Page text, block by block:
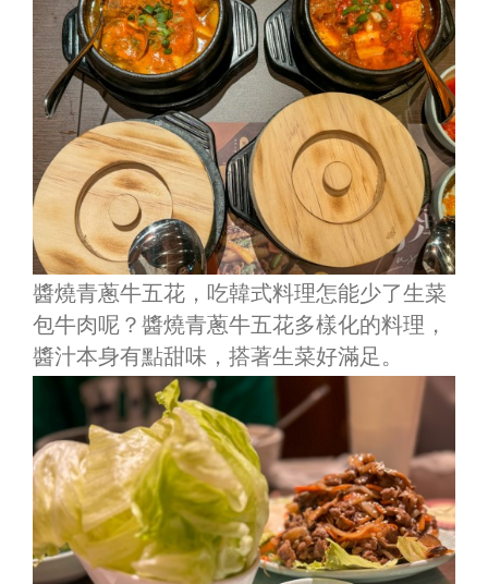
醬燒青蔥牛五花，吃韓式料理怎能少了生菜
包牛肉呢？醬燒青蔥牛五花多樣化的料理，
醬汁本身有點甜味，搭著生菜好滿足。